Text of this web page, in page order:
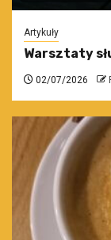
Artykuły
Warsztaty
02/07/2026